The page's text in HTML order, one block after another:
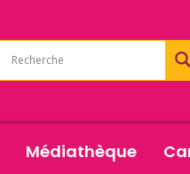
Médiathèque